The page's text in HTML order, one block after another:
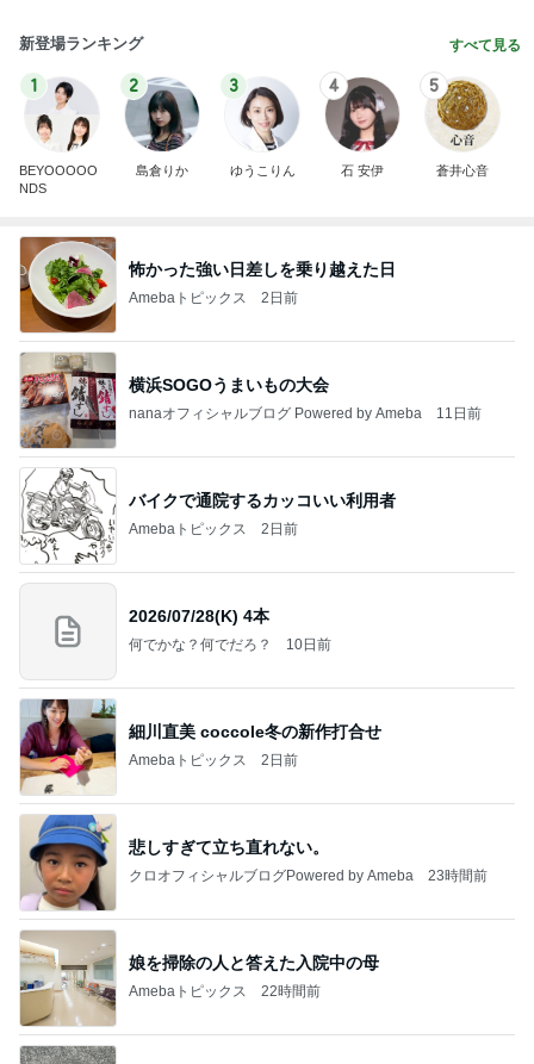
新登場ランキング すべて見る
1
BEYOOOOO
NDS
2
島倉りか
3
ゆうこりん
4
石 安伊
5
蒼井心音
怖かった強い日差しを乗り越えた日
Amebaトピックス 2日前
横浜SOGOうまいもの大会
nanaオフィシャルブログ Powered by Ameba 11日前
バイクで通院するカッコいい利用者
Amebaトピックス 2日前
2026/07/28(K) 4本
何でかな？何でだろ？ 10日前
細川直美 coccole冬の新作打合せ
Amebaトピックス 2日前
悲しすぎて立ち直れない。
クロオフィシャルブログPowered by Ameba 23時間前
娘を掃除の人と答えた入院中の母
Amebaトピックス 22時間前